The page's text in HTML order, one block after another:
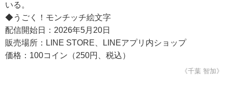
いる。
◆うごく！モンチッチ絵文字
配信開始日：2026年5月20日
販売場所：LINE STORE、LINEアプリ内ショップ
価格：100コイン（250円、税込）
《千葉 智加》